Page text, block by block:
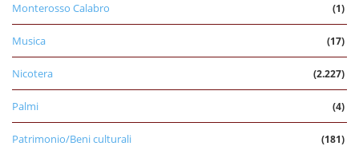
Monterosso Calabro (1)
Musica (17)
Nicotera (2.227)
Palmi (4)
Patrimonio/Beni culturali (181)